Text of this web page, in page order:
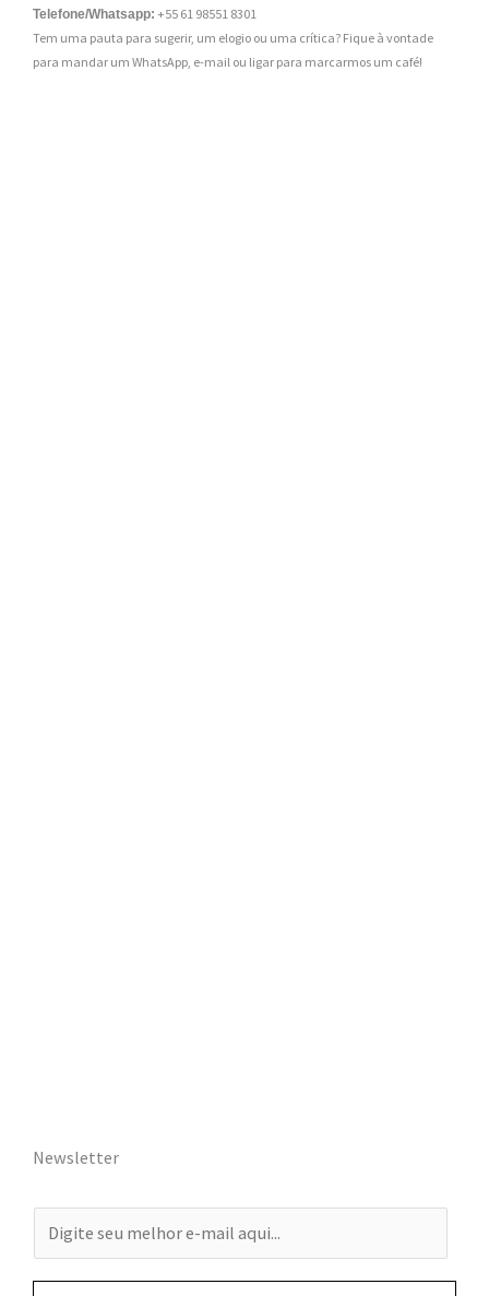
Telefone/Whatsapp: +55 61 98551 8301
Tem uma pauta para sugerir, um elogio ou uma crítica? Fique à vontade
para mandar um WhatsApp, e-mail ou ligar para marcarmos um café!
Newsletter
-
m